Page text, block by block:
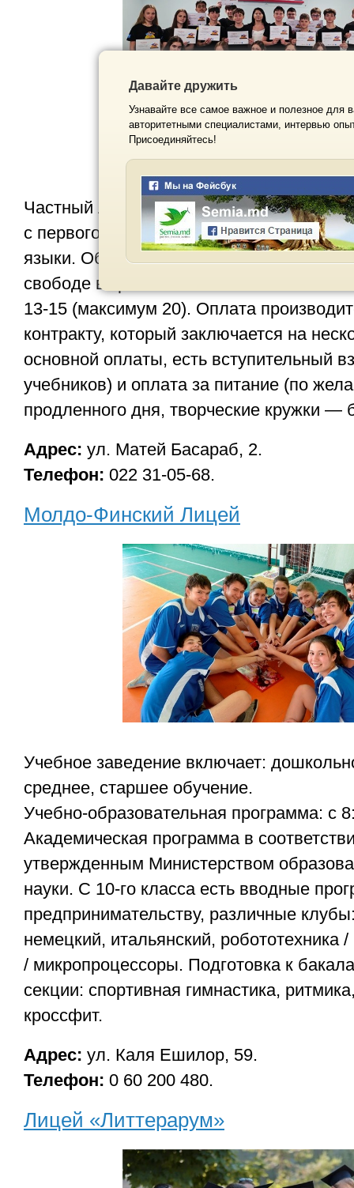
Частный лицей предлагает обучение с
с первого класса дети изучают
языки. Общение ученик-учитель
свободе выражения мыслей.
13-15 (максимум 20). Оплата
контракту, который заключается на
основной оплаты, есть вступительный
учебников) и оплата за питание (по
продленного дня, творческие кружки —
Адрес: ул. Матей Басараб, 2.
Телефон: 022 31-05-68.
Молдо-Финский Лицей
Учебное заведение включает:
среднее, старшее обучение.
Учебно-образовательная программа: с
Академическая программа в
утвержденным Министерством
науки. С 10-го класса есть вводные
предпринимательству, различные
немецкий, итальянский, робототехника
/ микропроцессоры. Подготовка к
секции: спортивная гимнастика,
кроссфит.
Адрес: ул. Каля Ешилор, 59.
Телефон: 0 60 200 480.
Лицей «Литтерарум»
Давайте дружить
Узнавайте все самое важное и полезное для
авторитетными специалистами, интервью
Присоединяйтесь!